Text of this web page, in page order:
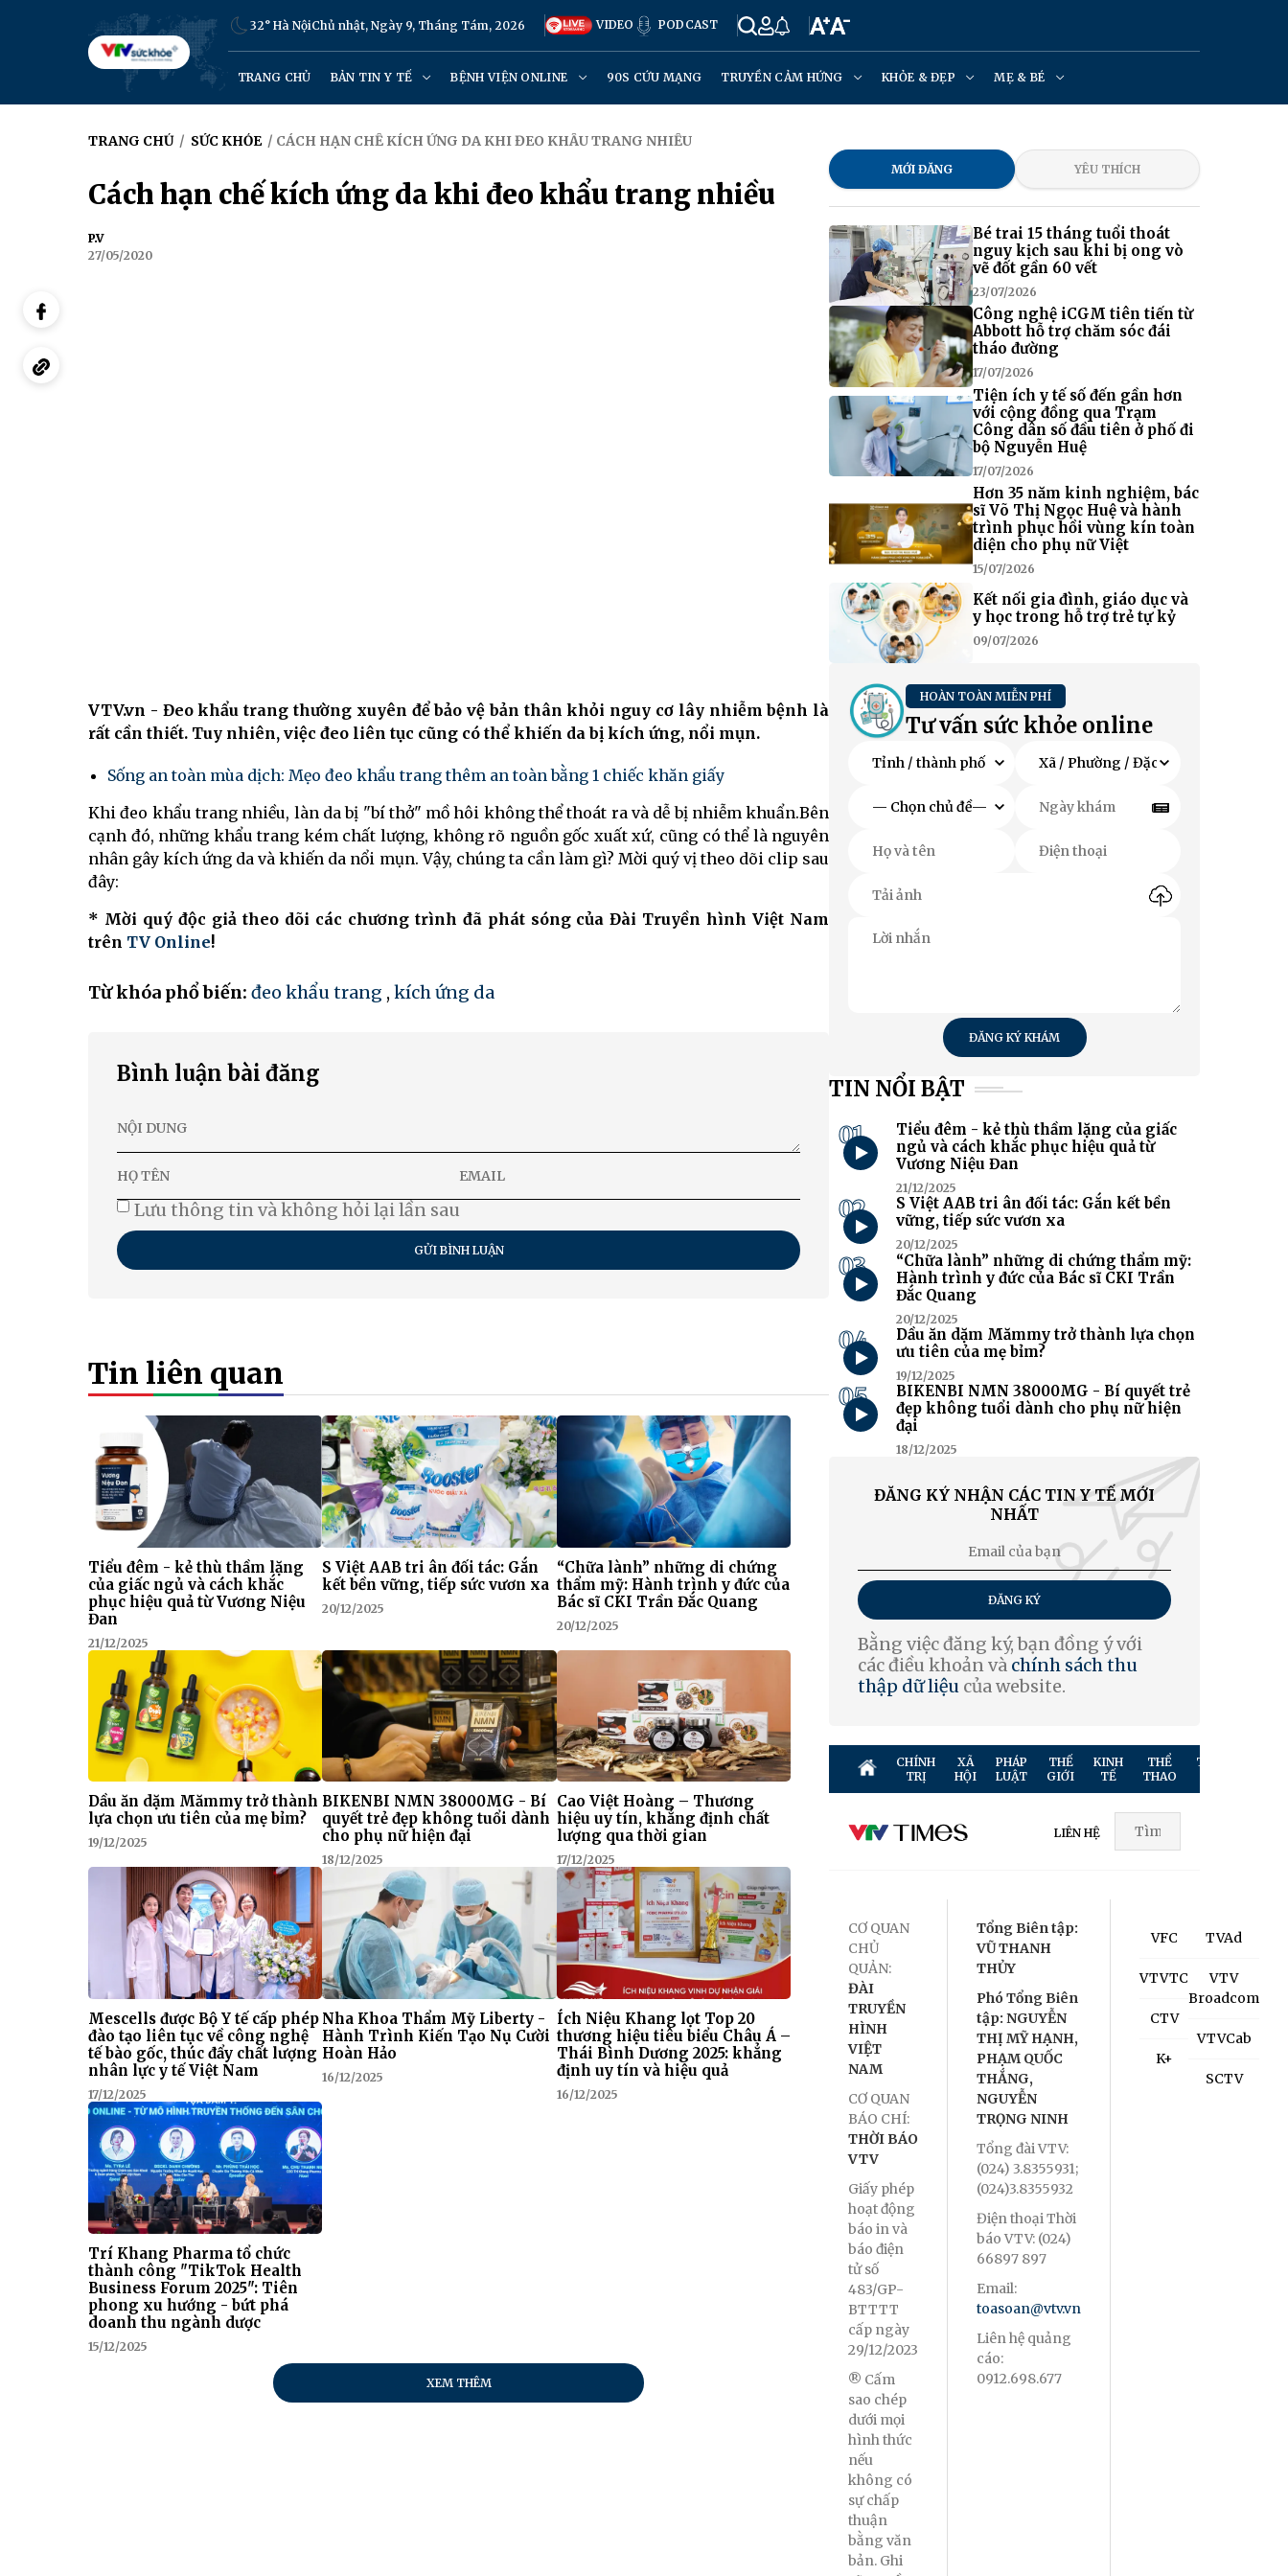
32° Hà NộiChủ nhật, Ngày 9, Tháng Tám, 2026 VIDEO PODCAST
TRANG CHỦ BẢN TIN Y TẾ BỆNH VIỆN ONLINE 90S CỨU MẠNG TRUYỀN CẢM HỨNG KHỎE & ĐẸP MẸ & BÉ
TRANG CHỦ / SỨC KHỎE / CÁCH HẠN CHẾ KÍCH ỨNG DA KHI ĐEO KHẨU TRANG NHIỀU
Cách hạn chế kích ứng da khi đeo khẩu trang nhiều
P.V
27/05/2020
VTV.vn - Đeo khẩu trang thường xuyên để bảo vệ bản thân khỏi nguy cơ lây nhiễm bệnh là
rất cần thiết. Tuy nhiên, việc đeo liên tục cũng có thể khiến da bị kích ứng, nổi mụn.
Sống an toàn mùa dịch: Mẹo đeo khẩu trang thêm an toàn bằng 1 chiếc khăn giấy
Khi đeo khẩu trang nhiều, làn da bị "bí thở" mồ hôi không thể thoát ra và dễ bị nhiễm khuẩn.Bên
cạnh đó, những khẩu trang kém chất lượng, không rõ nguồn gốc xuất xứ, cũng có thể là nguyên
nhân gây kích ứng da và khiến da nổi mụn. Vậy, chúng ta cần làm gì? Mời quý vị theo dõi clip sau
đây:
* Mời quý độc giả theo dõi các chương trình đã phát sóng của Đài Truyền hình Việt Nam
trên TV Online!
Từ khóa phổ biến: đeo khẩu trang , kích ứng da
Bình luận bài đăng
Lưu thông tin và không hỏi lại lần sau
GỬI BÌNH LUẬN
Tin liên quan
Tiểu đêm - kẻ thù thầm lặng
của giấc ngủ và cách khắc
phục hiệu quả từ Vương Niệu
Đan
21/12/2025
S Việt AAB tri ân đối tác: Gắn
kết bền vững, tiếp sức vươn xa
20/12/2025
“Chữa lành” những di chứng
thẩm mỹ: Hành trình y đức của
Bác sĩ CKI Trần Đắc Quang
20/12/2025
Dầu ăn dặm Mămmy trở thành
lựa chọn ưu tiên của mẹ bỉm?
19/12/2025
BIKENBI NMN 38000MG - Bí
quyết trẻ đẹp không tuổi dành
cho phụ nữ hiện đại
18/12/2025
Cao Việt Hoàng – Thương
hiệu uy tín, khẳng định chất
lượng qua thời gian
17/12/2025
Mescells được Bộ Y tế cấp phép
đào tạo liên tục về công nghệ
tế bào gốc, thúc đẩy chất lượng
nhân lực y tế Việt Nam
17/12/2025
Nha Khoa Thẩm Mỹ Liberty -
Hành Trình Kiến Tạo Nụ Cười
Hoàn Hảo
16/12/2025
Ích Niệu Khang lọt Top 20
thương hiệu tiêu biểu Châu Á –
Thái Bình Dương 2025: khẳng
định uy tín và hiệu quả
16/12/2025
Trí Khang Pharma tổ chức
thành công "TikTok Health
Business Forum 2025": Tiên
phong xu hướng - bứt phá
doanh thu ngành dược
15/12/2025
XEM THÊM
MỚI ĐĂNG YÊU THÍCH
Bé trai 15 tháng tuổi thoát
nguy kịch sau khi bị ong vò
vẽ đốt gần 60 vết
23/07/2026
Công nghệ iCGM tiên tiến từ
Abbott hỗ trợ chăm sóc đái
tháo đường
17/07/2026
Tiện ích y tế số đến gần hơn
với cộng đồng qua Trạm
Công dân số đầu tiên ở phố đi
bộ Nguyễn Huệ
17/07/2026
Hơn 35 năm kinh nghiệm, bác
sĩ Võ Thị Ngọc Huệ và hành
trình phục hồi vùng kín toàn
diện cho phụ nữ Việt
15/07/2026
Kết nối gia đình, giáo dục và
y học trong hỗ trợ trẻ tự kỷ
09/07/2026
HOÀN TOÀN MIỄN PHÍ
Tư vấn sức khỏe online
ĐĂNG KÝ KHÁM
TIN NỔI BẬT
01
Tiểu đêm - kẻ thù thầm lặng của giấc
ngủ và cách khắc phục hiệu quả từ
Vương Niệu Đan
21/12/2025
02
S Việt AAB tri ân đối tác: Gắn kết bền
vững, tiếp sức vươn xa
20/12/2025
03
“Chữa lành” những di chứng thẩm mỹ:
Hành trình y đức của Bác sĩ CKI Trần
Đắc Quang
20/12/2025
04
Dầu ăn dặm Mămmy trở thành lựa chọn
ưu tiên của mẹ bỉm?
19/12/2025
05
BIKENBI NMN 38000MG - Bí quyết trẻ
đẹp không tuổi dành cho phụ nữ hiện
đại
18/12/2025
ĐĂNG KÝ NHẬN CÁC TIN Y TẾ MỚI
NHẤT
ĐĂNG KÝ
Bằng việc đăng ký, bạn đồng ý với
các điều khoản và chính sách thu
thập dữ liệu của website.
CHÍNH
TRỊ
XÃ
HỘI
PHÁP
LUẬT
THẾ
GIỚI
KINH
TẾ
THỂ
THAO
TRUYỀN
LIÊN HỆ
CƠ QUAN
CHỦ
QUẢN:
ĐÀI
TRUYỀN
HÌNH
VIỆT
NAM
CƠ QUAN
BÁO CHÍ:
THỜI BÁO
VTV
Giấy phép
hoạt động
báo in và
báo điện
tử số
483/GP-
BTTTT
cấp ngày
29/12/2023
® Cấm
sao chép
dưới mọi
hình thức
nếu
không có
sự chấp
thuận
bằng văn
bản. Ghi
Tổng Biên tập:
VŨ THANH
THỦY
Phó Tổng Biên
tập: NGUYỄN
THỊ MỸ HẠNH,
PHẠM QUỐC
THẮNG,
NGUYỄN
TRỌNG NINH
Tổng đài VTV:
(024) 3.8355931;
(024)3.8355932
Điện thoại Thời
báo VTV: (024)
66897 897
Email:
toasoan@vtv.vn
Liên hệ quảng
cáo:
0912.698.677
VFC
VTVTC
CTV
K+
TVAd
VTV
Broadcom
VTVCab
SCTV